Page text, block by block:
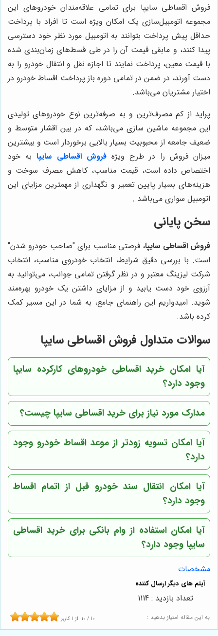
فروش اقساطی سایپا برای تمامی علاقه‌مندان خودروهای این
مجموعه اتومبیل‌سازی یک امکان ویژه است تا افراد با پرداخت
حداقل پیش پرداخت بتوانند به اتومبیل مورد نظر خود دسترسی
پیدا کنند، و مابقی قیمت آن را در طی قسط‌های زمان‌بندی شده
با قیمت معین، پرداخت نمایند تا اجازه نقل و انتقال خودرو را به
دست آورند، در ضمن در تمامی دوره باز پرداخت اقساط خودرو در
اختیار مشتریان می‌باشد.
پراید از کم مصرف‌ترین و به صرفه‌ترین نوع خودروهای تولیدی
این مجموعه ماشین سازی می‌باشد، که در بین اقشار متوسط و
ضعیف جامعه از محبوبیت بسیار بالایی برخوردار است و بیشترین
میزان فروش را در طرح ویژهفروش اقساطی سایپابه خود
اختصاص داده است، قیمت مناسب، کاهش مصرف سوخت و
هزینه‌های بسیار پایین تعمیر و نگهداری از مهمترین مزایای این
اتومبیل سواری می‌باشد .
سخن پایانی
فروش اقساطی سایپا، فرصتی مناسب برای "صاحب خودرو شدن"
است. با بررسی دقیق شرایط، انتخاب خودروی مناسب، انتخاب
شرکت لیزینگ معتبر و در نظر گرفتن تمامی جوانب، می‌توانید به
آرزوی خود دست یابید و از مزایای داشتن یک خودرو بهره‌مند
شوید. امیدواریم این راهنمای جامع، به شما در این مسیر کمک
کرده باشد.
سوالات متداول فروش اقساطی سایپا
آیا امکان خرید اقساطی خودروهای کارکرده سایپا
وجود دارد؟
مدارک مورد نیاز برای خرید اقساطی سایپا چیست؟
آیا امکان تسویه زودتر از موعد اقساط خودرو وجود
دارد؟
آیا امکان انتقال سند خودرو قبل از اتمام اقساط
وجود دارد؟
آیا امکان استفاده از وام بانکی برای خرید اقساطی
سایپا وجود دارد؟
مشخصات
به این مقاله امتیاز بدهید : 10 / 10 از 1 کاربر
تعداد بازدید : 1114